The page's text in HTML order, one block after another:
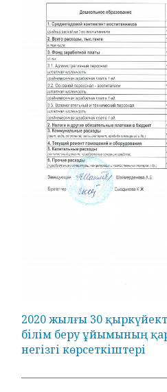
2020 жылғы 30
білім беру ұйымының
негізгі көрсеткіштері